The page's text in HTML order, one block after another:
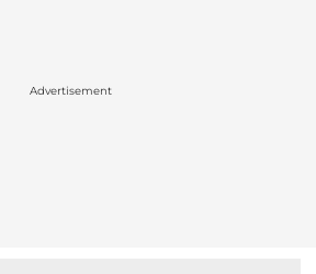
Advertisement